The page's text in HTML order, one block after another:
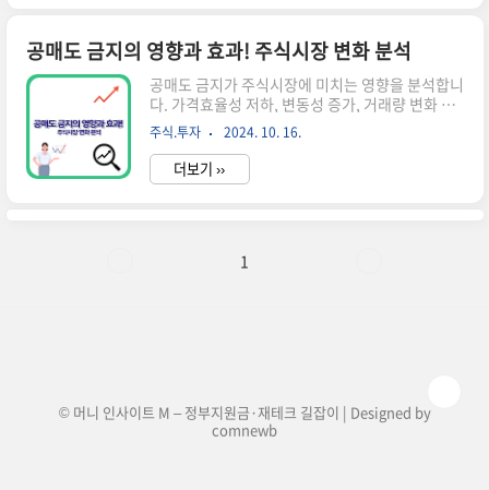
있습니다.공매도 금지의 일반적 목적공매도 금지
는 주로 다음과 같은 목적으로 시행됩니다:과도한
주가 하락 방지시장 안정성 유지불공정 거래 억제
그러나 완전한 공매도 금지는 시장의 유동성과 가
격 발견 기능을 저해할 수 있어, 일부 예외를 두고
있습니다.예외 허용의 이유공매도 금지 예외는 다
음과 같은 이유로 허용됩니다.시장 유동성 유지가
격..
공매도 금지의 영향과 효과! 주식시장 변화 분석
공매도 금지가 주식시장에 미치는 영향을 분석합니
다. 가격효율성 저하, 변동성 증가, 거래량 변화 등
다양한 측면에서 공매도 금지의 효과를 살펴보고
향후 전망을 제시합니다. 공매도 금지의 배경과 목
적 공매도 금지는 주식시장의 급격한 하락을 막기
위해 시행되는 정책입니다. 특히 코로나19 팬데믹
에 사서 갚는 투자 방법입니다. 이를 통해 주가 하락
주식.투자 2024. 10. 16.
더보기 ››
1
© 머니 인사이트 M – 정부지원금·재테크 길잡이 | Designed by
comnewb